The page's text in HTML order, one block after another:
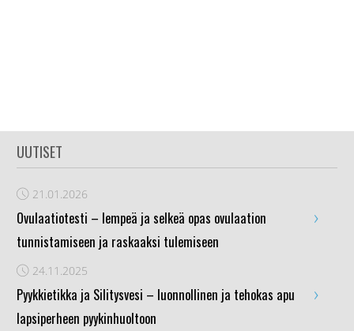
UUTISET
21.01.2026
Ovulaatiotesti – lempeä ja selkeä opas ovulaation
tunnistamiseen ja raskaaksi tulemiseen
›
24.11.2025
Pyykkietikka ja Silitysvesi – luonnollinen ja tehokas apu
lapsiperheen pyykinhuoltoon
›